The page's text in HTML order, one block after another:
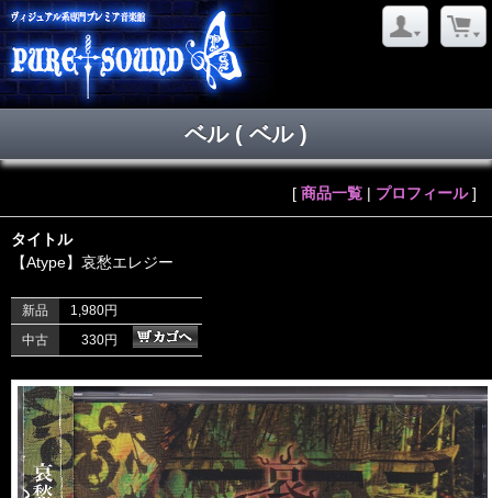
ベル ( ベル )
[ 商品一覧 | プロフィール]
タイトル
【Atype】哀愁エレジー
新品
1,980円
中古
330円